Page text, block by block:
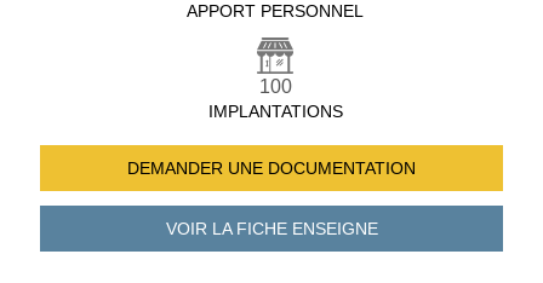
APPORT PERSONNEL
100
IMPLANTATIONS
DEMANDER UNE DOCUMENTATION
VOIR LA FICHEENSEIGNE